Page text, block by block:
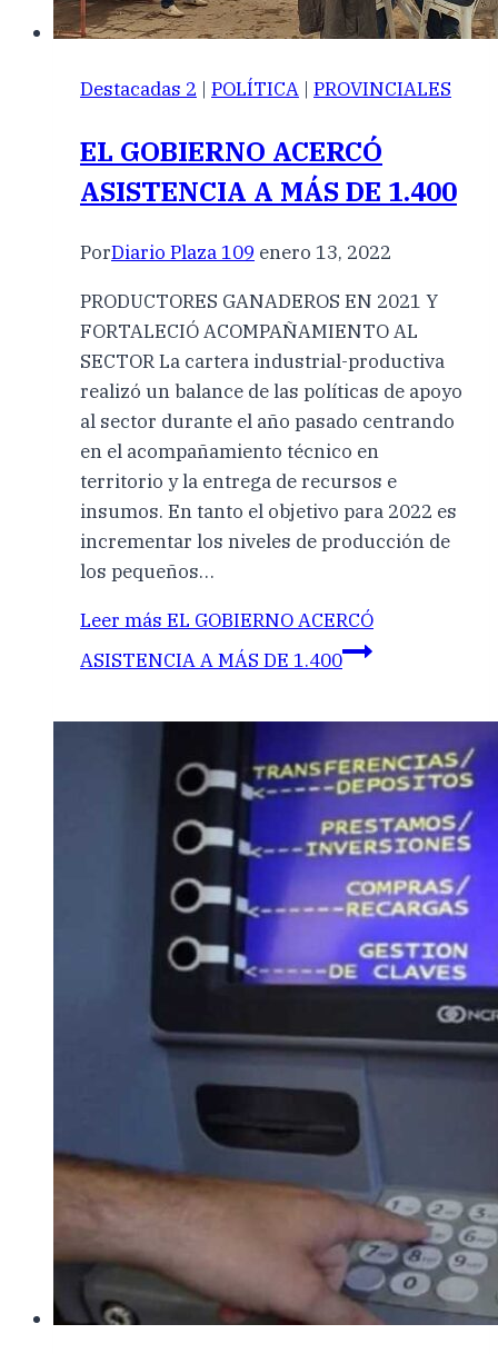
Destacadas 2 | POLÍTICA | PROVINCIALES
EL GOBIERNO ACERCÓ
ASISTENCIA A MÁS DE 1.400
PorDiario Plaza 109 enero 13, 2022
PRODUCTORES GANADEROS EN 2021 Y
FORTALECIÓ ACOMPAÑAMIENTO AL
SECTOR La cartera industrial-productiva
realizó un balance de las políticas de apoyo
al sector durante el año pasado centrando
en el acompañamiento técnico en
territorio y la entrega de recursos e
insumos. En tanto el objetivo para 2022 es
incrementar los niveles de producción de
los pequeños…
Leer más EL GOBIERNO ACERCÓ
ASISTENCIA A MÁS DE 1.400